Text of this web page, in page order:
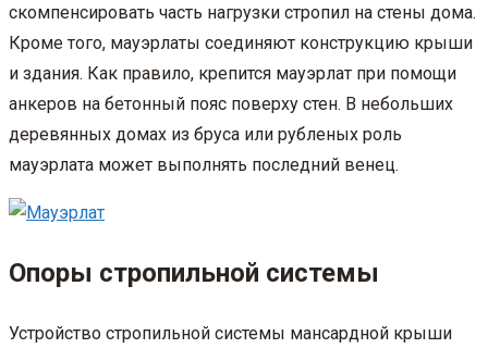
скомпенсировать часть нагрузки стропил на стены дома.
Кроме того, мауэрлаты соединяют конструкцию крыши
и здания. Как правило, крепится мауэрлат при помощи
анкеров на бетонный пояс поверху стен. В небольших
деревянных домах из бруса или рубленых роль
мауэрлата может выполнять последний венец.
Опоры стропильной системы
Устройство стропильной системы мансардной крыши